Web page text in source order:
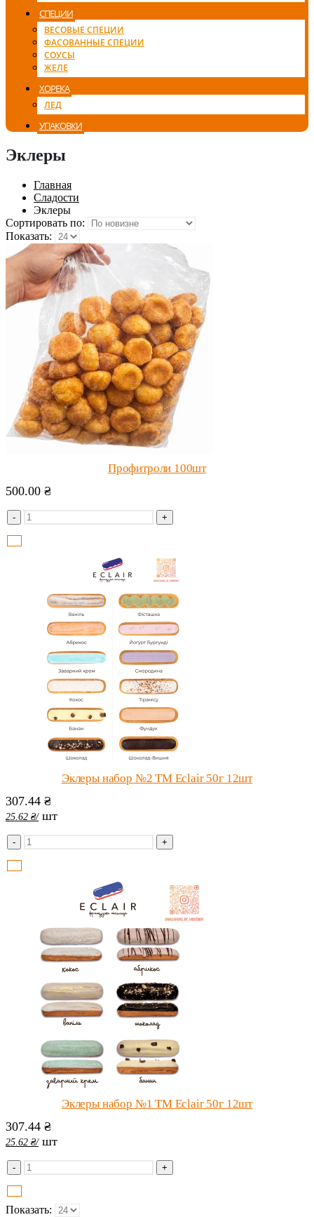
СПЕЦИИ
ВЕСОВЫЕ СПЕЦИИ
ФАСОВАННЫЕ СПЕЦИИ
СОУСЫ
ЖЕЛЕ
ХОРЕКА
ЛЕД
УПАКОВКИ
Эклеры
Главная
Сладости
Эклеры
Сортировать по:
Показать:
Профитроли 100шт
500.00 ₴
- +
Эклеры набор №2 ТМ Eclair 50г 12шт
307.44 ₴
25.62 ₴/ шт
- +
Эклеры набор №1 ТМ Eclair 50г 12шт
307.44 ₴
25.62 ₴/ шт
- +
Показать: